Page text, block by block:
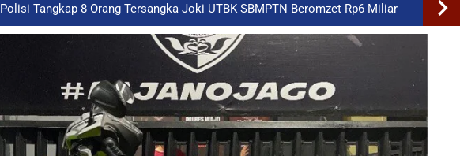
Polisi Tangkap 8 Orang Tersangka Joki UTBK SBMPTN Beromzet Rp6 Miliar